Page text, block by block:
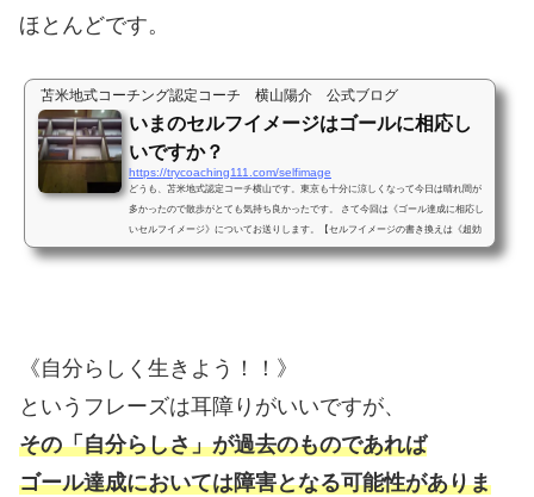
ほとんどです。
苫米地式コーチング認定コーチ 横山陽介 公式ブログ
いまのセルフイメージはゴールに相応し
いですか？
https://trycoaching111.com/selfimage
どうも、苫米地式認定コーチ横山です。東京も十分に涼しくなって今日は晴れ間が
多かったので散歩がとても気持ち良かったです。 さて今回は《ゴール達成に相応し
いセルフイメージ》についてお送りします。【セルフイメージの書き換えは《超効
果的》】「セルフイメージ」とは、自分自身に対して持っているイメージのことで
《自分らしく生きよう！！》
というフレーズは耳障りがいいですが、
その「自分らしさ」が過去のものであれば
ゴール達成においては障害となる可能性がありま